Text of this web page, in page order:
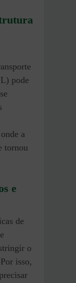
pode
a
tornou
e
de
o
isso,